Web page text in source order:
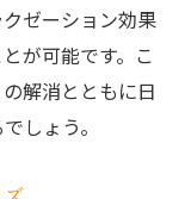
ゼーション効果
が可能です。こ
解消とともに日
しょう。